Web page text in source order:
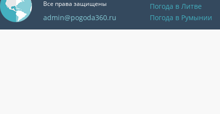
Все права защищены
admin@pogoda360.ru
Погода в Литве
Погода в Румынии